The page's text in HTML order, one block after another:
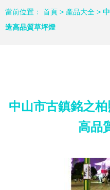
當前位置： 首頁 > 產品大全 >
造高品質草坪燈
中山市古鎮銘之
高品